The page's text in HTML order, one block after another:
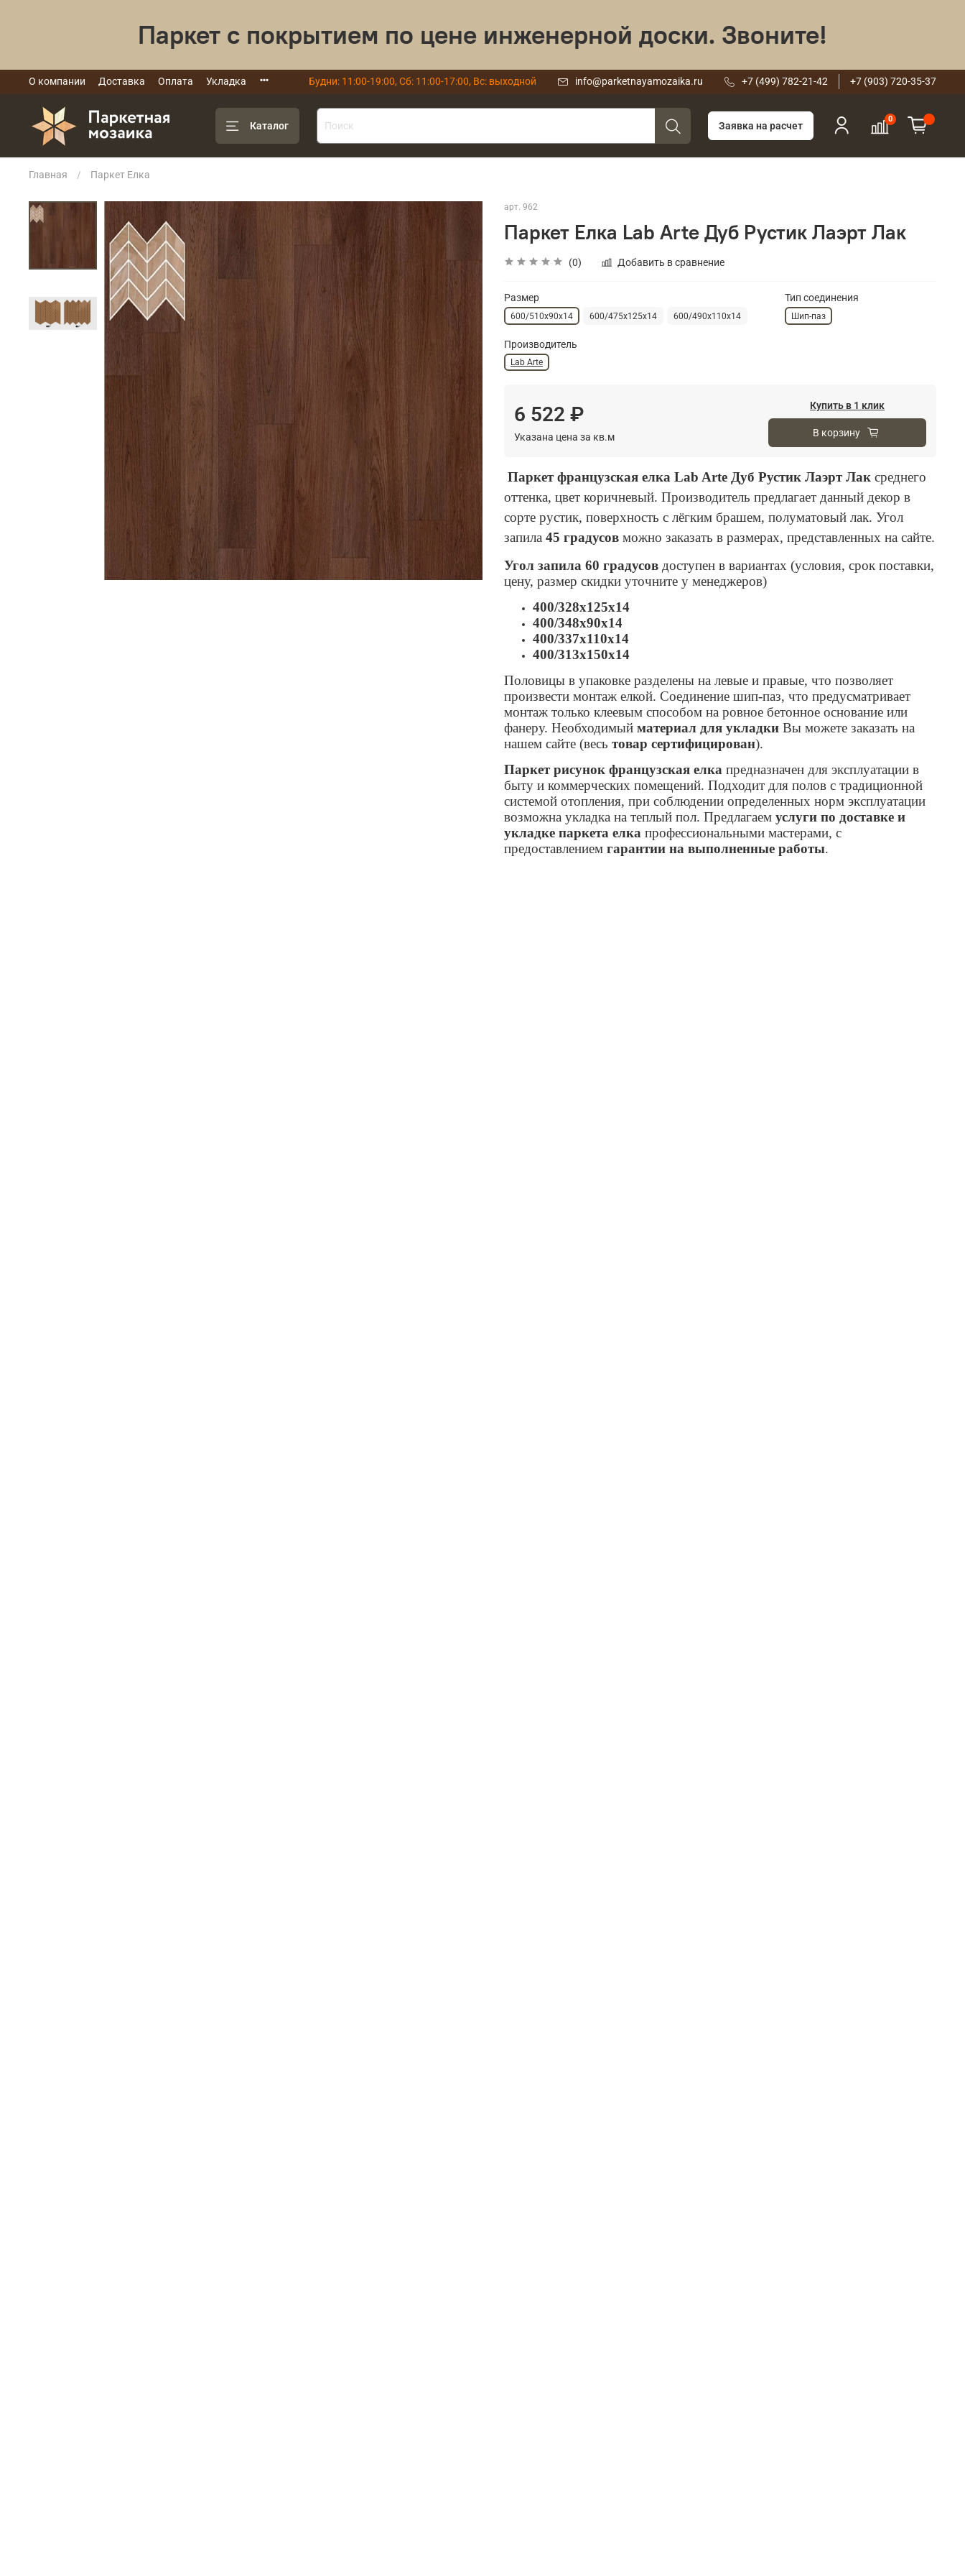
Паркет с покрытием по цене инженерной доски. Звоните!
О компании Доставка Оплата Укладка Будни: 11:00-19:00, Сб: 11:00-17:00, Вс: выходной info@parketnayamozaika.ru +7 (499) 782-21-42 +7 (903) 720-35-37
Каталог Заявка на расчет
0
Главная Паркет Елка
арт. 962
Паркет Елка Lab Arte Дуб Рустик Лаэрт Лак
(0) Добавить в сравнение
Размер
600/510х90х14 600/475х125х14 600/490х110х14
Тип соединения
Шип-паз
Производитель
Lab Arte
6 522 ₽
Указана цена за кв.м
Купить в 1 клик
В корзину
Паркет французская елка Lab Arte Дуб Рустик Лаэрт Лак среднего
оттенка, цвет коричневый. Производитель предлагает данный декор в
сорте рустик, поверхность с лёгким брашем, полуматовый лак. Угол
запила 45 градусов можно заказать в размерах, представленных на сайте.
Угол запила 60 градусов доступен в вариантах (условия, срок поставки,
цену, размер скидки уточните у менеджеров)
400/328х125х14
400/348х90х14
400/337х110х14
400/313х150х14
Половицы в упаковке разделены на левые и правые, что позволяет
произвести монтаж елкой. Соединение шип-паз, что предусматривает
монтаж только клеевым способом на ровное бетонное основание или
фанеру. Необходимый материал для укладки Вы можете заказать на
нашем сайте (весь товар сертифицирован).
Паркет рисунок французская елка предназначен для эксплуатации в
быту и коммерческих помещений. Подходит для полов с традиционной
системой отопления, при соблюдении определенных норм эксплуатации
возможна укладка на теплый пол. Предлагаем услуги по доставке и
укладке паркета елка профессиональными мастерами, с
предоставлением гарантии на выполненные работы.